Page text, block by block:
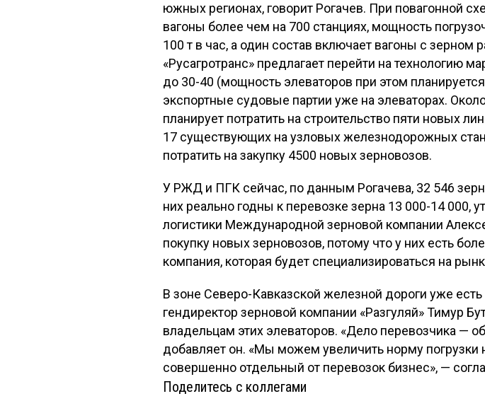
южных регионах, говорит Рогачев. При повагонной
вагоны более чем на 700 станциях, мощность
100 т в час, а один состав включает вагоны с зерном
«Русагротранс» предлагает перейти на технологию
до 30-40 (мощность элеваторов при этом
экспортные судовые партии уже на элеваторах.
планирует потратить на строительство пяти новых
17 существующих на узловых железнодорожных
потратить на закупку 4500 новых зерновозов.
У РЖД и ПГК сейчас, по данным Рогачева, 32 546
них реально годны к перевозке зерна 13 000-14 000,
логистики Международной зерновой компании
покупку новых зерновозов, потому что у них есть
компания, которая будет специализироваться на
В зоне Северо-Кавказской железной дороги уже есть
гендиректор зерновой компании «Разгуляй» Тимур
владельцам этих элеваторов. «Дело перевозчика —
добавляет он. «Мы можем увеличить норму погрузки
совершенно отдельный от перевозок бизнес», —
Поделитесь с коллегами